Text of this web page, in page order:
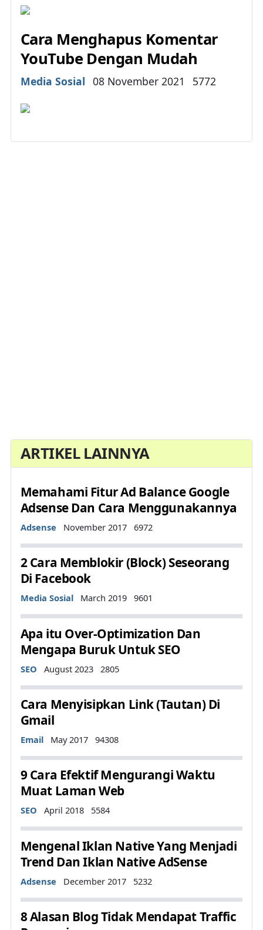
Cara Menghapus Komentar
YouTube Dengan Mudah
Details
Media Sosial 08 November 2021 5772
ARTIKEL LAINNYA
Memahami Fitur Ad Balance Google
Adsense Dan Cara Menggunakannya
Details
Adsense November 2017 6972
2 Cara Memblokir (Block) Seseorang
Di Facebook
Details
Media Sosial March 2019 9601
Apa itu Over-Optimization Dan
Mengapa Buruk Untuk SEO
Details
SEO August 2023 2805
Cara Menyisipkan Link (Tautan) Di
Gmail
Details
Email May 2017 94308
9 Cara Efektif Mengurangi Waktu
Muat Laman Web
Details
SEO April 2018 5584
Mengenal Iklan Native Yang Menjadi
Trend Dan Iklan Native AdSense
Details
Adsense December 2017 5232
8 Alasan Blog Tidak Mendapat Traffic